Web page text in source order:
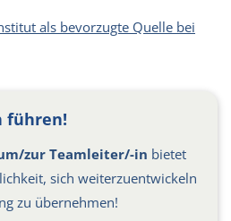
als bevorzugte Quelle bei
führen!
zur Teamleiter/-in bietet
sich weiterzuentwickeln
zu übernehmen!